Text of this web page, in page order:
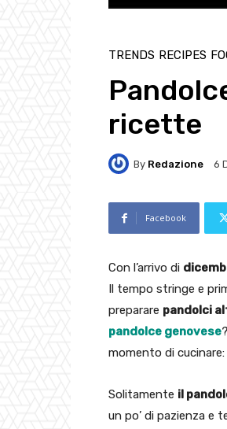
TRENDS RECIPES
ricette
By Redazione 6
Facebook
Con l’arrivo di
Il tempo stringe e
preparare pandolci
pandolce genovese
momento di
Solitamente il
un po’ di pazienza e